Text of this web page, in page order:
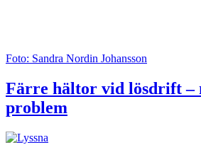
Foto: Sandra Nordin Johansson
Färre hältor vid lösdrift –
problem